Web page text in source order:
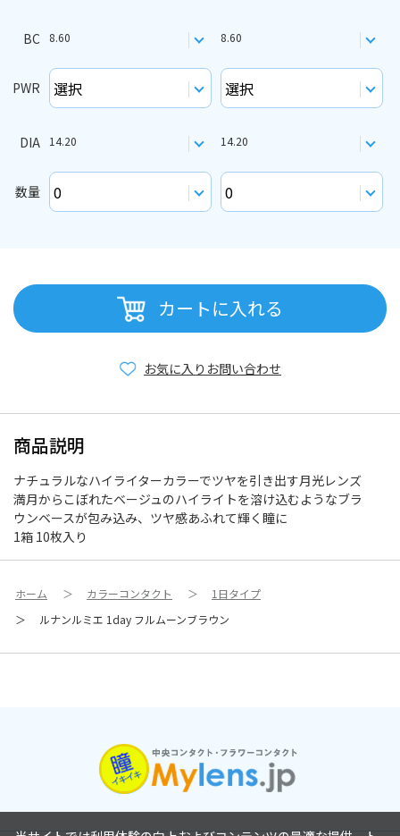
BC 8.60 8.60
PWR
DIA 14.20 14.20
数量
カートに入れる
お問い合わせ
お気に入り
商品説明
ナチュラルなハイライターカラーでツヤを引き出す月光レンズ
満月からこぼれたベージュのハイライトを溶け込むようなブラ
ウンベースが包み込み、ツヤ感あふれて輝く瞳に
1箱 10枚入り
ホーム ＞ カラーコンタクト ＞
1日タイプ
＞
ルナンルミエ 1day フルムーンブラウン